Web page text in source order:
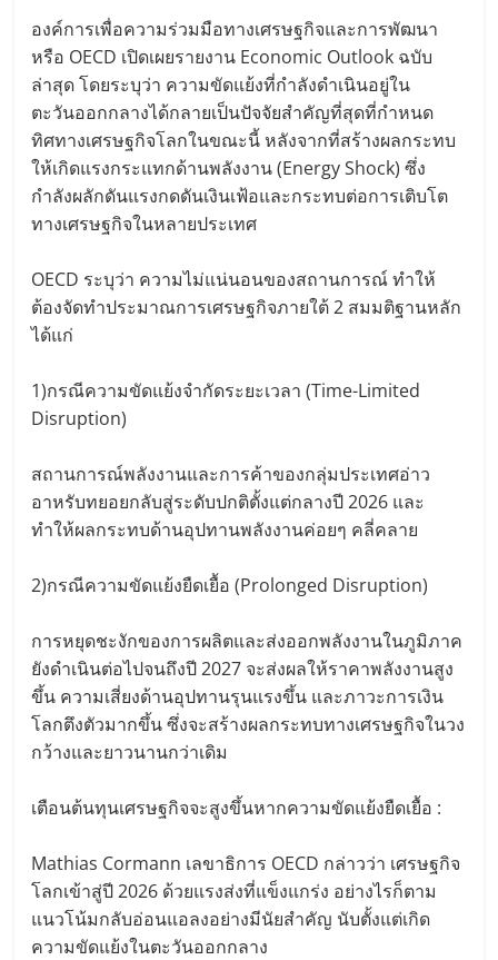
องค์การเพื่อความร่วมมือทางเศรษฐกิจและการพัฒนา
หรือ OECD เปิดเผยรายงาน Economic Outlook ฉบับ
ล่าสุด โดยระบุว่า ความขัดแย้งที่กำลังดำเนินอยู่ใน
ตะวันออกกลางได้กลายเป็นปัจจัยสำคัญที่สุดที่กำหนด
ทิศทางเศรษฐกิจโลกในขณะนี้ หลังจากที่สร้างผลกระทบ
ให้เกิดแรงกระแทกด้านพลังงาน (Energy Shock) ซึ่ง
กำลังผลักดันแรงกดดันเงินเฟ้อและกระทบต่อการเติบโต
ทางเศรษฐกิจในหลายประเทศ
OECD ระบุว่า ความไม่แน่นอนของสถานการณ์ ทำให้
ต้องจัดทำประมาณการเศรษฐกิจภายใต้ 2 สมมติฐานหลัก
ได้แก่
1)กรณีความขัดแย้งจำกัดระยะเวลา (Time-Limited
Disruption)
สถานการณ์พลังงานและการค้าของกลุ่มประเทศอ่าว
อาหรับทยอยกลับสู่ระดับปกติตั้งแต่กลางปี 2026 และ
ทำให้ผลกระทบด้านอุปทานพลังงานค่อยๆ คลี่คลาย
2)กรณีความขัดแย้งยืดเยื้อ (Prolonged Disruption)
การหยุดชะงักของการผลิตและส่งออกพลังงานในภูมิภาค
ยังดำเนินต่อไปจนถึงปี 2027 จะส่งผลให้ราคาพลังงานสูง
ขึ้น ความเสี่ยงด้านอุปทานรุนแรงขึ้น และภาวะการเงิน
โลกตึงตัวมากขึ้น ซึ่งจะสร้างผลกระทบทางเศรษฐกิจในวง
กว้างและยาวนานกว่าเดิม
เตือนต้นทุนเศรษฐกิจจะสูงขึ้นหากความขัดแย้งยืดเยื้อ :
Mathias Cormann เลขาธิการ OECD กล่าวว่า เศรษฐกิจ
โลกเข้าสู่ปี 2026 ด้วยแรงส่งที่แข็งแกร่ง อย่างไรก็ตาม
แนวโน้มกลับอ่อนแอลงอย่างมีนัยสำคัญ นับตั้งแต่เกิด
ความขัดแย้งในตะวันออกกลาง